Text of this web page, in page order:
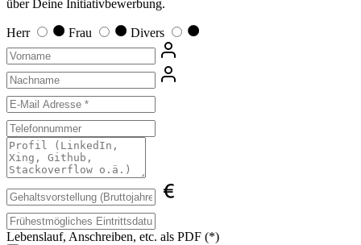
über Deine Initiativbewerbung.
Herr Frau Divers
Lebenslauf, Anschreiben, etc. als PDF (*)